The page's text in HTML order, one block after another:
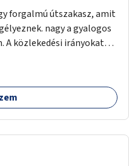
forgalmú útszakasz, amit
nagy a gyalogos
A közlekedési irányokat
esetleg
mind az 500m-en.